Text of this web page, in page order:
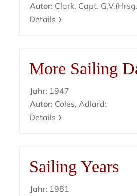
Autor: Clark, Capt.
Details
More Sailing
Jahr: 1947
Autor: Coles, Adlard:
Details
Sailing Years
Jahr: 1981